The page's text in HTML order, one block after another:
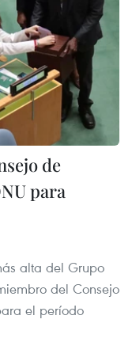
de
para
alta del Grupo
del Consejo
el período